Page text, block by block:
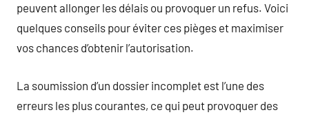
peuvent allonger les délais ou provoquer un refus. Voici
quelques conseils pour éviter ces pièges et maximiser
vos chances d’obtenir l’autorisation.
La soumission d’un dossier incomplet est l’une des
erreurs les plus courantes, ce qui peut provoquer des